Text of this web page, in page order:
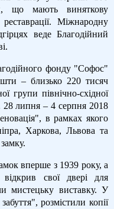
що мають виняткову
Міжнародну
веде Благодійний
фонду "Софос"
– близько 220 тисяч
групи північно-східної
28 липня – 4 серпня 2018
в рамках якого
Харкова, Львова та
вперше з 1939 року, а
свої двері для
мистецьку виставку. У
розмістили копії